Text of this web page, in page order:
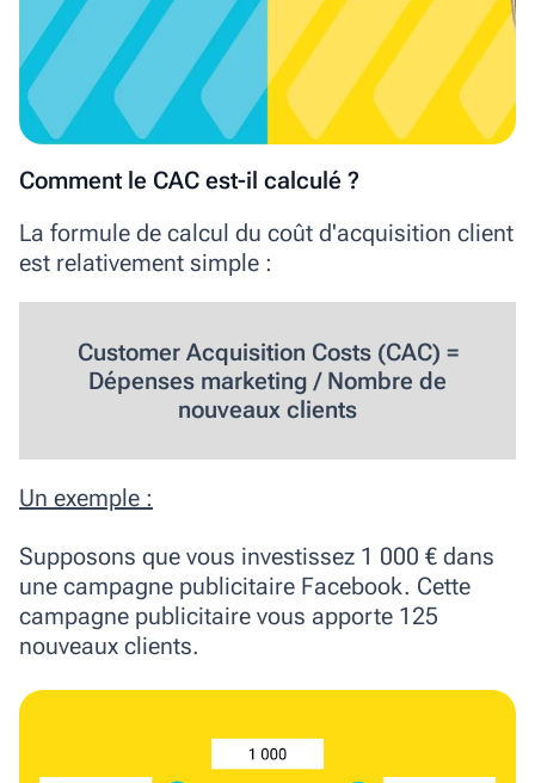
Comment le CAC est-il calculé ?
La formule de calcul du coût d'acquisition client
est relativement simple :
Customer Acquisition Costs (CAC) =
Dépenses marketing / Nombre de
nouveaux clients
Un exemple :
Supposons que vous investissez 1 000 € dans
une campagne publicitaire Facebook. Cette
campagne publicitaire vous apporte 125
nouveaux clients.